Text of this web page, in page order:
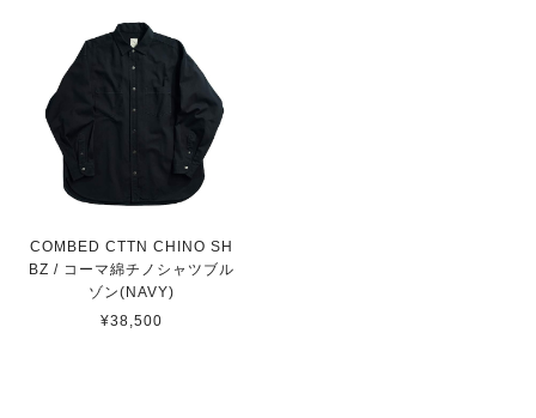
COMBED CTTN CHINO SH
BZ / コーマ綿チノシャツブル
ゾン(NAVY)
¥38,500